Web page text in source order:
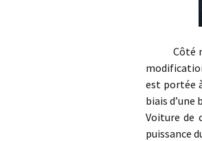
Côté
est portée
biais
Voiture de
puissance